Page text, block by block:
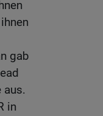
gab
aus.
in